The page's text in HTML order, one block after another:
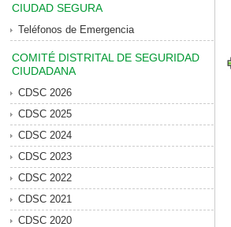
CIUDAD SEGURA
Teléfonos de Emergencia
COMITÉ DISTRITAL DE SEGURIDAD
CIUDADANA
CDSC 2026
CDSC 2025
CDSC 2024
CDSC 2023
CDSC 2022
CDSC 2021
CDSC 2020